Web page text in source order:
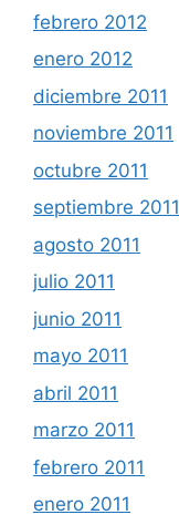
febrero 2012
enero 2012
diciembre 2011
noviembre 2011
octubre 2011
septiembre 2011
agosto 2011
julio 2011
junio 2011
mayo 2011
abril 2011
marzo 2011
febrero 2011
enero 2011